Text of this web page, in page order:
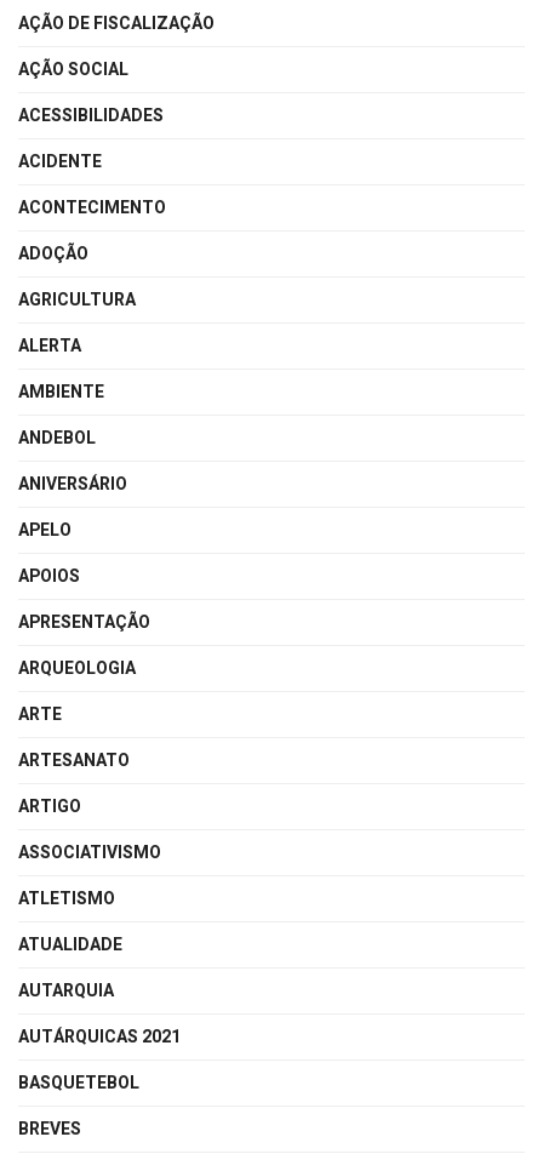
AÇÃO DE FISCALIZAÇÃO
AÇÃO SOCIAL
ACESSIBILIDADES
ACIDENTE
ACONTECIMENTO
ADOÇÃO
AGRICULTURA
ALERTA
AMBIENTE
ANDEBOL
ANIVERSÁRIO
APELO
APOIOS
APRESENTAÇÃO
ARQUEOLOGIA
ARTE
ARTESANATO
ARTIGO
ASSOCIATIVISMO
ATLETISMO
ATUALIDADE
AUTARQUIA
AUTÁRQUICAS 2021
BASQUETEBOL
BREVES